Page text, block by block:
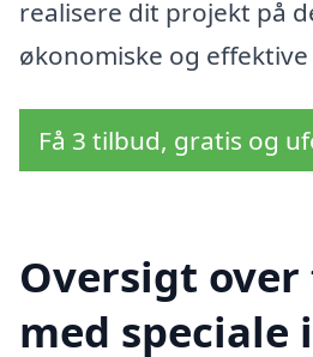
realisere dit projekt på
økonomiske og effektive
Få 3 tilbud, gratis og
Oversigt
med speciale i